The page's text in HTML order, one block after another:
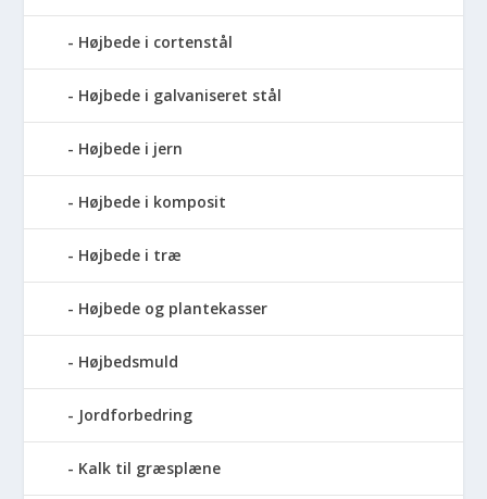
Højbede i cortenstål
Højbede i galvaniseret stål
Højbede i jern
Højbede i komposit
Højbede i træ
Højbede og plantekasser
Højbedsmuld
Jordforbedring
Kalk til græsplæne